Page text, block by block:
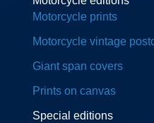
Motorcycle prints
Motorcycle vintage
Giant span covers
Prints on canvas
Special editions